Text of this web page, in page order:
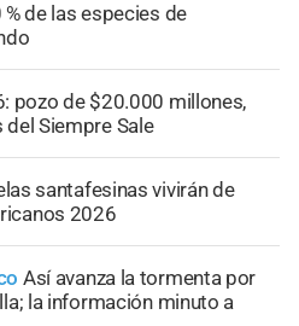
% de las especies de
pozo de $20.000 millones,
Siempre Sale
santafesinas vivirán de
2026
Así avanza la tormenta por
la información minuto a